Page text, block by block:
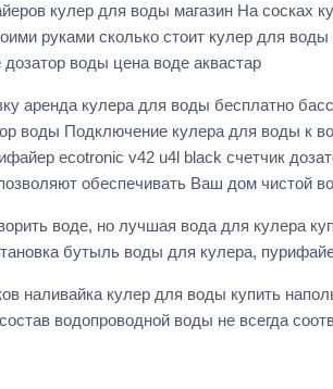
кулер для воды магазин На сосках
руками сколько стоит кулер для
воды цена воде аквастар
аренда кулера для воды бесплатно
воды Подключение кулера для воды к
ecotronic v42 u4l black счетчик
обеспечивать Ваш дом чистой
воде, но лучшая вода для кулера
бутыль воды для кулера,
наливайка кулер для воды купить
водопроводной воды не всегда